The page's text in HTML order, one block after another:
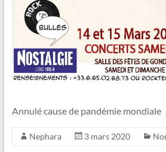
Annulé cause de pandémie mondiale
Nephara 3 mars 2020